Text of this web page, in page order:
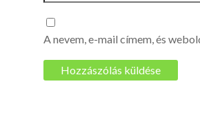
A nevem, e-mail címem, és